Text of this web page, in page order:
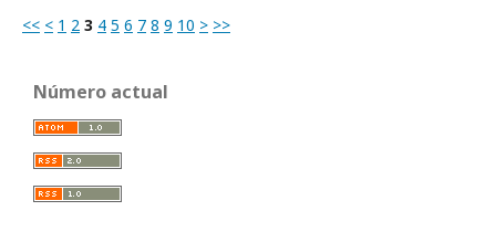
<< < 1 2 3 4 5 6 7 8 9 10 > >>
Número actual